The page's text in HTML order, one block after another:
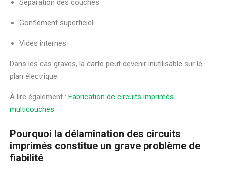
Séparation des couches
Gonflement superficiel
Vides internes
Dans les cas graves, la carte peut devenir inutilisable sur le
plan électrique.
À lire également :Fabrication de circuits imprimés
multicouches
Pourquoi la délamination des circuits
imprimés constitue un grave problème de
fiabilité